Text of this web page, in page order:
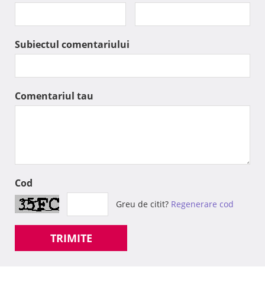
Subiectul comentariului
Comentariul tau
Cod
Greu de citit? Regenerare cod
TRIMITE